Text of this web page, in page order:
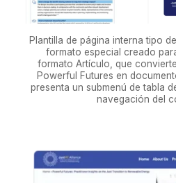
Plantilla de página interna tipo
formato especial creado
formato Artículo, que
Powerful Futures en
presenta un submenú de tabla
navegación del